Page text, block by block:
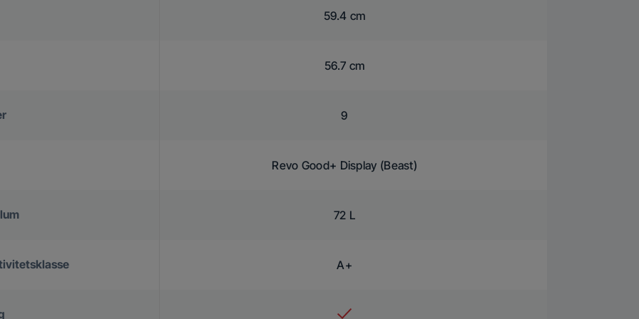
59.4 cm
56.7 cm
9
Revo Good+ Display (Beast)
72 L
A+